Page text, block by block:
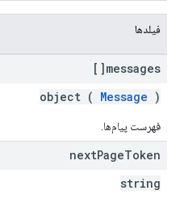
فیلدها
messages[]
object ( Message )
فهرست پیام‌ها.
nextPageToken
string